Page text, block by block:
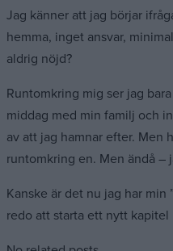
Jag känner att jag börjar
hemma, inget ansvar,
aldrig nöjd?
Runtomkring mig ser jag
middag med min familj och
av att jag hamnar efter. Men
runtomkring en. Men ändå –
Kanske är det nu jag har
redo att starta ett nytt kapitel